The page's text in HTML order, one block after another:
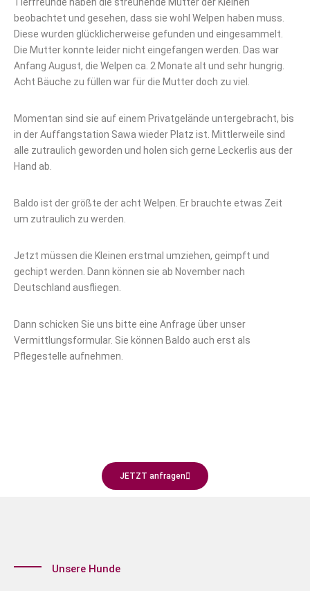
beobachtet und gesehen, dass sie wohl Welpen haben muss.
Diese wurden glücklicherweise gefunden und eingesammelt.
Die Mutter konnte leider nicht eingefangen werden. Das war
Anfang August, die Welpen ca. 2 Monate alt und sehr hungrig.
Acht Bäuche zu füllen war für die Mutter doch zu viel.
Momentan sind sie auf einem Privatgelände untergebracht, bis
in der Auffangstation Sawa wieder Platz ist. Mittlerweile sind
alle zutraulich geworden und holen sich gerne Leckerlis aus der
Hand ab.
Baldo ist der größte der acht Welpen. Er brauchte etwas Zeit
um zutraulich zu werden.
Jetzt müssen die Kleinen erstmal umziehen, geimpft und
gechipt werden. Dann können sie ab November nach
Deutschland ausfliegen.
Dann schicken Sie uns bitte eine Anfrage über unser
Vermittlungsformular. Sie können Baldo auch erst als
Pflegestelle aufnehmen.
JETZT anfragen
Unsere Hunde